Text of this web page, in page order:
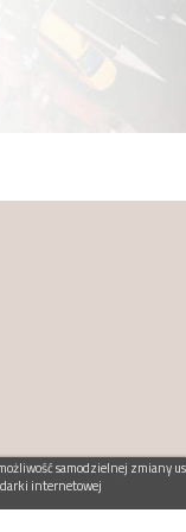
samodzielnej zmiany
internetowej